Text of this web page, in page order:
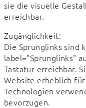
sie die visuelle
erreichbar.
Zugänglichkeit:
Die Sprunglinks sind
label="Sprunglinks"
Tastatur erreichbar.
Website erheblich
Technologien
bevorzugen.